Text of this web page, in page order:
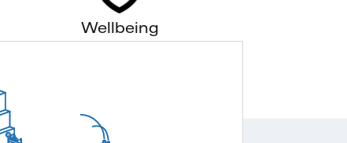
Wellbeing